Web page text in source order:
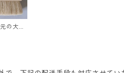
の大き
）